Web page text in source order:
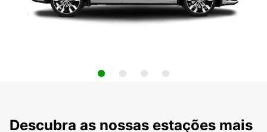
Descubra as nossas estações mais